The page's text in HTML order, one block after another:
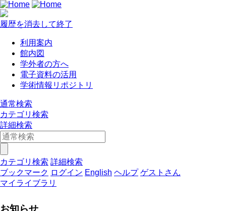
履歴を消去して終了
利用案内
館内図
学外者の方へ
電子資料の活用
学術情報リポジトリ
通常検索
カテゴリ検索
詳細検索
カテゴリ検索 詳細検索
ブックマーク ログイン English ヘルプ ゲストさん
マイライブラリ
お知らせ